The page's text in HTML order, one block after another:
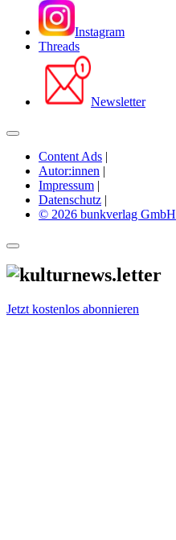
Instagram
Threads
Newsletter
Content Ads |
Autor:innen |
Impressum |
Datenschutz |
© 2026 bunkverlag GmbH
Jetzt kostenlos abonnieren